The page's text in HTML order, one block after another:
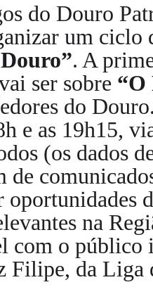
do Douro
um ciclo
. A
ser sobre “O
do
e as 19h15,
(os dados
de
na
com o público
Filipe, da